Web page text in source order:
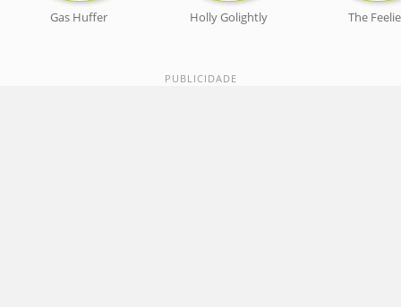
Gas Huffer Holly Golightly The